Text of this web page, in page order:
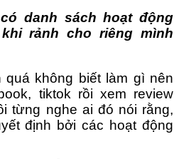
danh sách hoạt động
rảnh cho riêng mình
quá không biết làm gì nên
tiktok rồi xem review
từng nghe ai đó nói rằng,
định bởi các hoạt động